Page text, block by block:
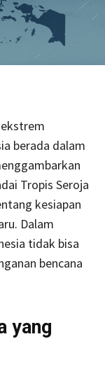
berada dalam
Tropis Seroja
kesiapan
Dalam
tidak bisa
bencana
yang